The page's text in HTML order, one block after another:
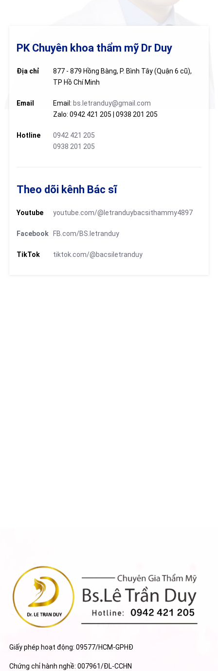
PK Chuyên khoa thẩm mỹ Dr Duy
Địa chỉ
877 - 879 Hồng Bàng, P. Bình Tây (Quận 6 cũ),
TP Hồ Chí Minh
Email Email: bs.letranduy@gmail.com
Zalo: 0942 421 205 | 0938 201 205
Hotline
0942 421 205
0938 201 205
Theo dõi kênh Bác sĩ
Youtube youtube.com/@letranduybacsithammy4897
Facebook FB.com/BS.letranduy
TikTok tiktok.com/@bacsiletranduy
Giấy phép hoạt động: 09577/HCM-GPHĐ
Chứng chỉ hành nghề: 007961/ĐL-CCHN